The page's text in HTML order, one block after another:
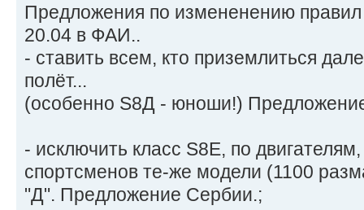
Предложения по измененению правил
20.04 в ФАИ..
- ставить всем, кто приземлиться
полёт...
(особенно S8Д - юноши!)
- исключить класс S8Е, по
спортсменов те-же модели (1100
"Д". Предложение Сербии.;